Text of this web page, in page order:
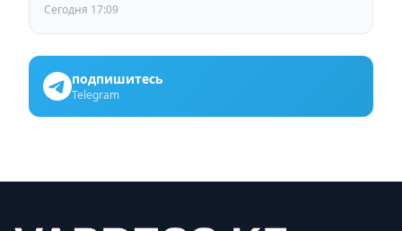
Сегодня 17:09
подпишитесь
Telegram